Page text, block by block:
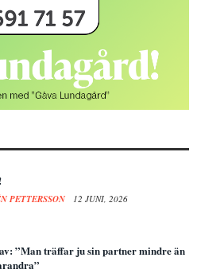
PETTERSSON 12 JUNI, 2026
”Man träffar ju sin partner mindre än